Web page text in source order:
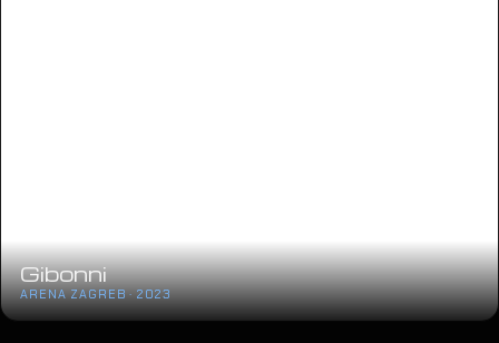
Gibonni
ARENA ZAGREB · 2023